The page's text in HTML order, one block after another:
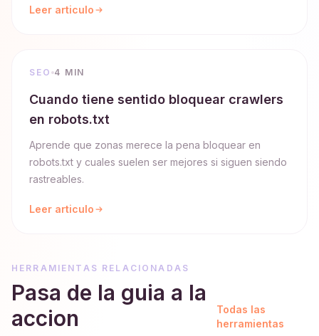
Leer articulo
SEO 4 MIN
Cuando tiene sentido bloquear crawlers
en robots.txt
Aprende que zonas merece la pena bloquear en
robots.txt y cuales suelen ser mejores si siguen siendo
rastreables.
Leer articulo
HERRAMIENTAS RELACIONADAS
Pasa de la guia a la
accion
Todas las
herramientas